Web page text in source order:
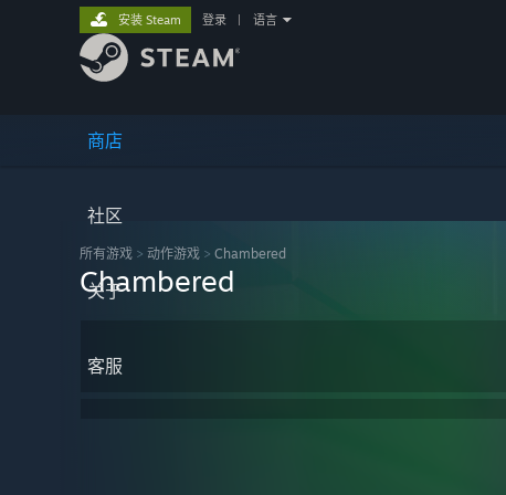
商店
社区
关于
客服
安装 Steam 登录 语言
所有游戏 > 动作‎游戏 > Chambered
Chambered